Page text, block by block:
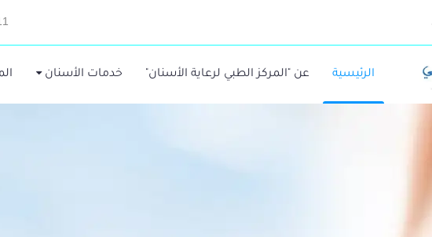
الرئيسية عن "المركز الطبي لرعاية الأسنان" خدمات الأسنان